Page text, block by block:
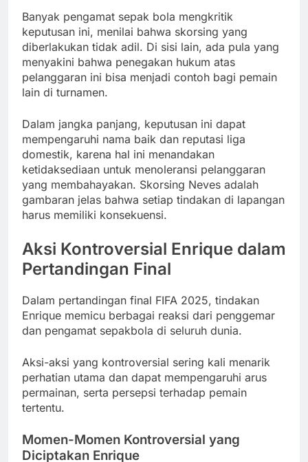
Banyak pengamat sepak bola mengkritik
keputusan ini, menilai bahwa skorsing yang
diberlakukan tidak adil. Di sisi lain, ada pula yang
menyakini bahwa penegakan hukum atas
pelanggaran ini bisa menjadi contoh bagi pemain
lain di turnamen.
Dalam jangka panjang, keputusan ini dapat
mempengaruhi nama baik dan reputasi liga
domestik, karena hal ini menandakan
ketidaksediaan untuk menoleransi pelanggaran
yang membahayakan. Skorsing Neves adalah
gambaran jelas bahwa setiap tindakan di lapangan
harus memiliki konsekuensi.
Aksi Kontroversial Enrique dalam
Pertandingan Final
Dalam pertandingan final FIFA 2025, tindakan
Enrique memicu berbagai reaksi dari penggemar
dan pengamat sepakbola di seluruh dunia.
Aksi-aksi yang kontroversial sering kali menarik
perhatian utama dan dapat mempengaruhi arus
permainan, serta persepsi terhadap pemain
tertentu.
Momen-Momen Kontroversial yang
Diciptakan Enrique